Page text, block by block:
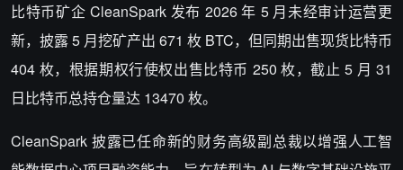
比特币矿企 CleanSpark 发布 2026 年 5 月未经审计运营更
新，披露 5 月挖矿产出 671 枚 BTC，但同期出售现货比特币
404 枚，根据期权行使权出售比特币 250 枚，截止 5 月 31
日比特币总持仓量达 13470 枚。
CleanSpark 披露已任命新的财务高级副总裁以增强人工智